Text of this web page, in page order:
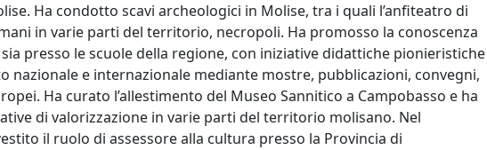
Ha condotto scavi archeologici in Molise, tra i quali l’anfiteatro di
in varie parti del territorio, necropoli. Ha promosso la conoscenza
presso le scuole della regione, con iniziative didattiche pionieristiche
nazionale e internazionale mediante mostre, pubblicazioni, convegni,
Ha curato l’allestimento del Museo Sannitico a Campobasso e ha
di valorizzazione in varie parti del territorio molisano. Nel
il ruolo di assessore alla cultura presso la Provincia di